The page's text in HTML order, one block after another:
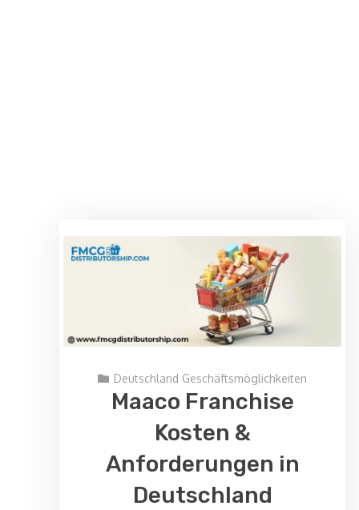
Deutschland Geschäftsmöglichkeiten
Maaco Franchise
Kosten &
Anforderungen in
Deutschland